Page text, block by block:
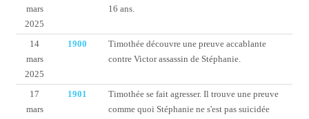
mars
2025
16 ans.
14
mars
2025
1900
Timothée découvre une preuve accablante
contre Victor assassin de Stéphanie.
17
mars
1901
Timothée se fait agresser. Il trouve une preuve
comme quoi Stéphanie ne s'est pas suicidée